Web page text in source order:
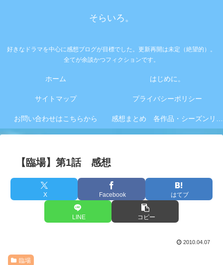
そらいろ。
好きなドラマを中心に感想ブログが目標でした。更新再開は未定（絶望的）。
全てが余談かつフィクションです。
ホーム はじめに。
サイトマップ プライバシーポリシー
お問い合わせはこちらから 感想まとめ 各作品・シーズンリンク集
【臨場】第1話 感想
X Facebook はてブ
LINE コピー
2010.04.07
臨場